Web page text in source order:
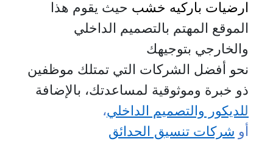
ارضيات باركيه خشب حيث يقوم هذا
الموقع المهتم بالتصميم الداخلي
والخارجي بتوجيهك
نحو أفضل الشركات التي تمتلك موظفين
ذو خبرة وموثوقية لمساعدتك، بالإضافة
للديكور والتصميم الداخلي،
أو شركات تنسيق الحدائق